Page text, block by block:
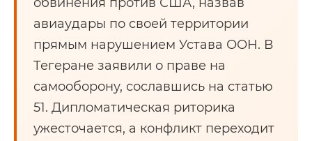
авиаудары по своей территории
прямым нарушением Устава ООН. В
Тегеране заявили о праве на
самооборону, сославшись на статью
51. Дипломатическая риторика
ужесточается, а конфликт переходит